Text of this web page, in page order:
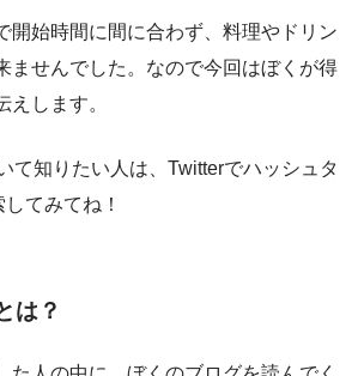
開始時間に間に合わず、料理やドリン
ませんでした。なので今回はぼくが得
えします。
て知りたい人は、Twitterでハッシュタ
てみてね！
は？